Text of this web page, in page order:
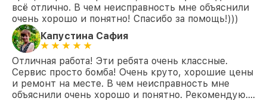
всё отлично. В чем неисправность мне объяснили
очень хорошо и понятно! Спасибо за помощь!)))
Капустина Сафия
Отличная работа! Эти ребята очень классные.
Сервис просто бомба! Очень круто, хорошие цены
и ремонт на месте. В чем неисправность мне
объяснили очень хорошо и понятно. Рекомендую….